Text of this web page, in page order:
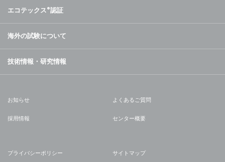
エコテックス®認証
海外の試験について
技術情報・研究情報
お知らせ よくあるご質問
採用情報 センター概要
プライバシーポリシー サイトマップ